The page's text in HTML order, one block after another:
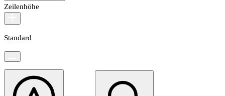
Zeilenhöhe
Standard